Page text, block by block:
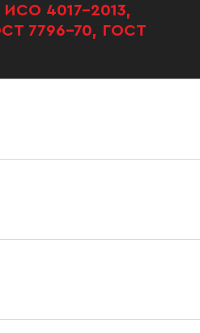
4017-2013,
7796-70, ГОСТ